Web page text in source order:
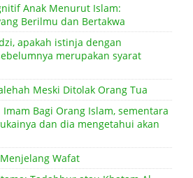
Anak Menurut Islam:
Berilmu dan Bertakwa
apakah istinja dengan
merupakan syarat
Meski Ditolak Orang Tua
Bagi Orang Islam, sementara
dan dia mengetahui akan
Wafat